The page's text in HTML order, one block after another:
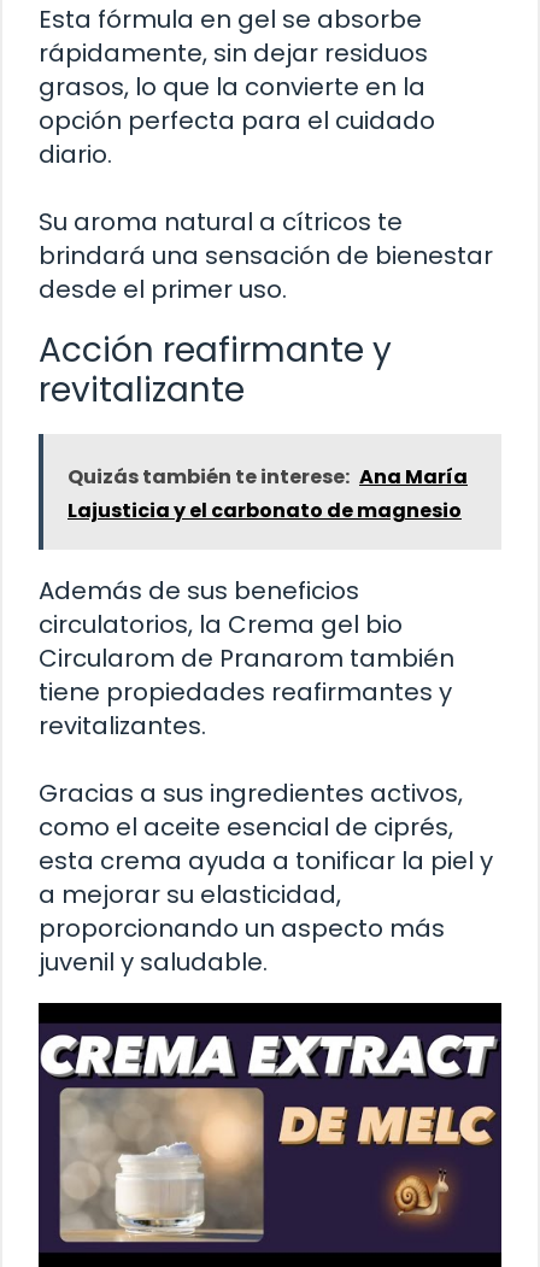
Esta fórmula en gel se absorbe
rápidamente, sin dejar residuos
grasos, lo que la convierte en la
opción perfecta para el cuidado
diario.
Su aroma natural a cítricos te
brindará una sensación de bienestar
desde el primer uso.
Acción reafirmante y
revitalizante
Quizás también te interese: Ana María
Lajusticia y el carbonato de magnesio
Además de sus beneficios
circulatorios, la Crema gel bio
Circularom de Pranarom también
tiene propiedades reafirmantes y
revitalizantes.
Gracias a sus ingredientes activos,
como el aceite esencial de ciprés,
esta crema ayuda a tonificar la piel y
a mejorar su elasticidad,
proporcionando un aspecto más
juvenil y saludable.